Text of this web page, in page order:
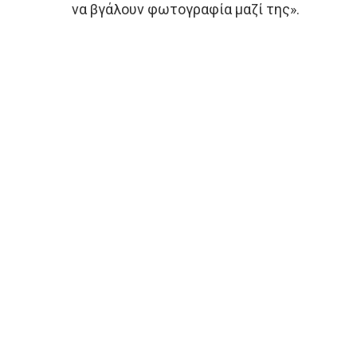
να βγάλουν φωτογραφία μαζί της».